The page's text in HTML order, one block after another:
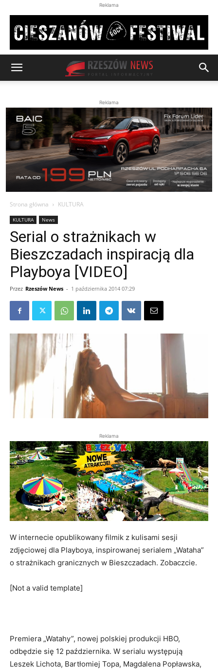
Reklama
Reklama
Strona główna KULTURA
KULTURA News
Serial o strażnikach w
Bieszczadach inspiracją dla
Playboya [VIDEO]
Przez Rzeszów News - 1 października 2014 07:29
Reklama
W internecie opublikowany filmik z kulisami sesji
zdjęciowej dla Playboya, inspirowanej serialem „Wataha”
o strażnikach granicznych w Bieszczadach. Zobaczcie.
[Not a valid template]
Premiera „Watahy”, nowej polskiej produkcji HBO,
odbędzie się 12 października. W serialu występują
Leszek Lichota, Bartłomiej Topa, Magdalena Popławska,